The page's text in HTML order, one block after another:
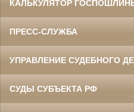
КАЛЬКУЛЯТОР
ПРЕСС-СЛУЖБА
УПРАВЛЕНИЕ СУДЕБНОГО
СУДЫ СУБЪЕКТА РФ